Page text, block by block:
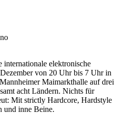
internationale elektronische
von 20 Uhr bis 7 Uhr in
Maimarkthalle auf drei
acht Ländern. Nichts für
Mit strictly Hardcore, Hardstyle
und inne Beine.